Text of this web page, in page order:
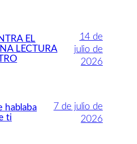
EL
LECTURA
14 de
julio de
2026
hablaba
ti
7 de julio de
2026